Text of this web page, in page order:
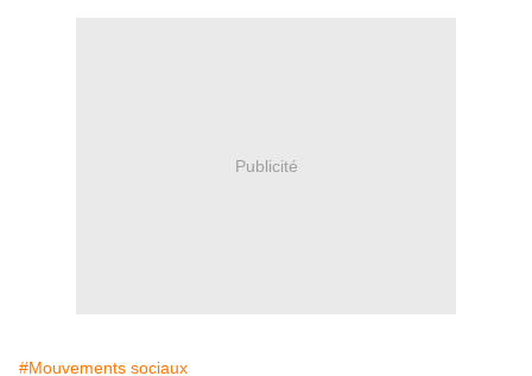
Publicité
#Mouvements sociaux